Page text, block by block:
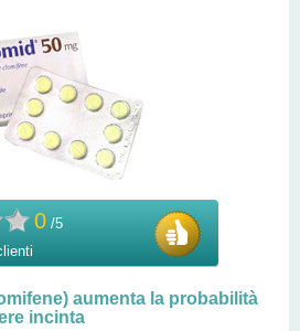
0 /5
aumenta la probabilità
incinta